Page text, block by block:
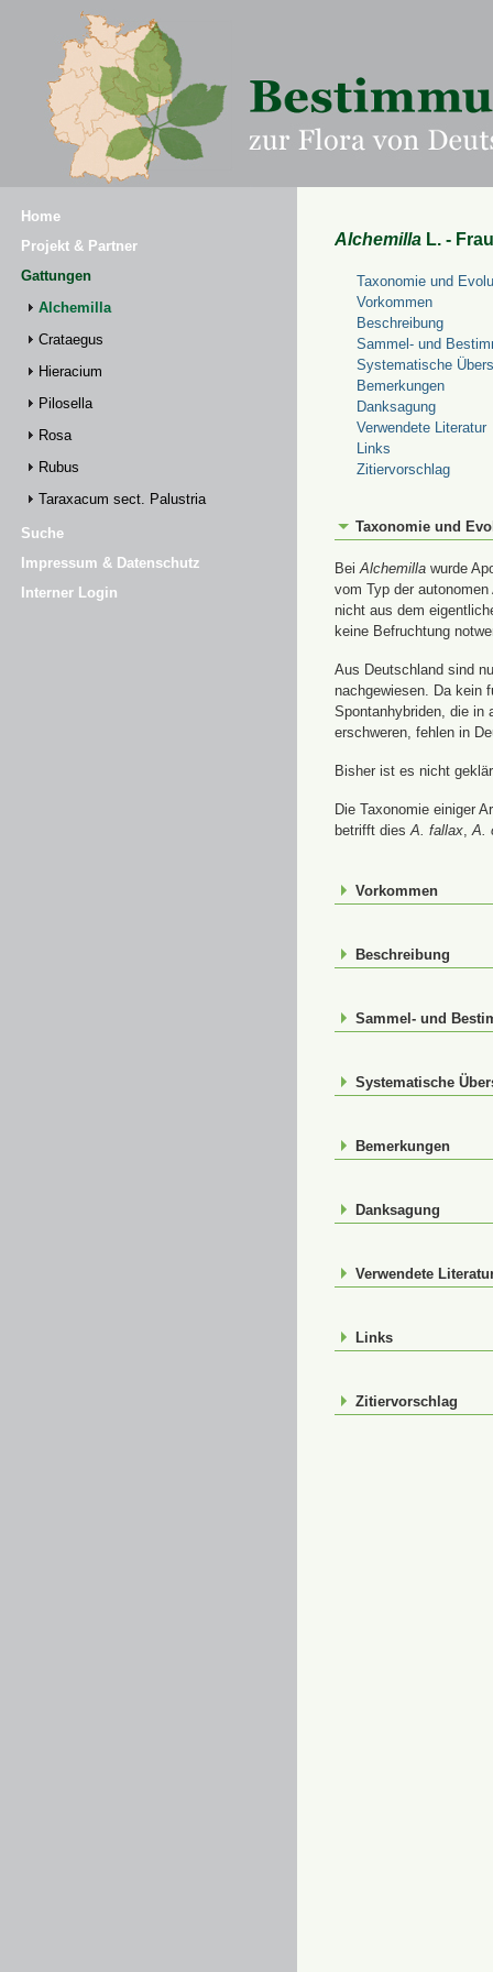
Home
Projekt & Partner
Gattungen
Alchemilla
Crataegus
Hieracium
Pilosella
Rosa
Rubus
Taraxacum sect. Palustria
Suche
Impressum & Datenschutz
Interner Login
Alchemilla L. -
Taxonomie und
Vorkommen
Beschreibung
Sammel- und
Systematische
Bemerkungen
Danksagung
Verwendete Literatur
Links
Zitiervorschlag
Taxonomie und
BeiAlchemilla wurde
vom Typ der
nicht aus dem
keine Befruchtung
Aus Deutschland sind
nachgewiesen. Da kein
Spontanhybriden, die in
erschweren, fehlen in
Bisher ist es nicht
Die Taxonomie einiger
betrifft diesA. fallax,A.
Vorkommen
Beschreibung
Sammel- und
Systematische
Bemerkungen
Danksagung
Verwendete
Links
Zitiervorschlag